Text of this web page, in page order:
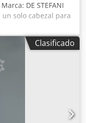
DE STEFANI
solo cabezal para
madera
perfiles y rebajes
-15° a +90° Motor
– 2,5 Altura de
con velocidad
comprimido 6 atm
mm Cedpfxozmyp
x 1600 x 1350 h
Clasificado